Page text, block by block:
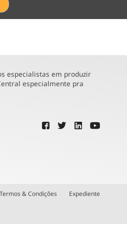
especialistas em produzir
especialmente pra
Termos & Condições Expediente